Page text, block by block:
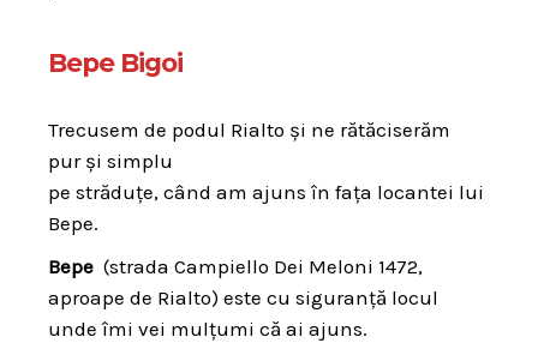
Bepe Bigoi
Trecusem de podul Rialto și ne rătăciserăm
pur și simplu
pe străduțe, când am ajuns în fața locantei lui
Bepe.
Bepe (strada Campiello Dei Meloni 1472,
aproape de Rialto) este cu siguranță locul
unde îmi vei mulțumi că ai ajuns.